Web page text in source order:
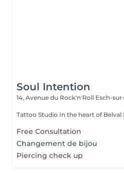
Soul Intention
14, Avenue du Rock'n'Roll Esch-
Tattoo Studio In the heart of Belval
Free Consultation
Changement de bijou
Piercing check up